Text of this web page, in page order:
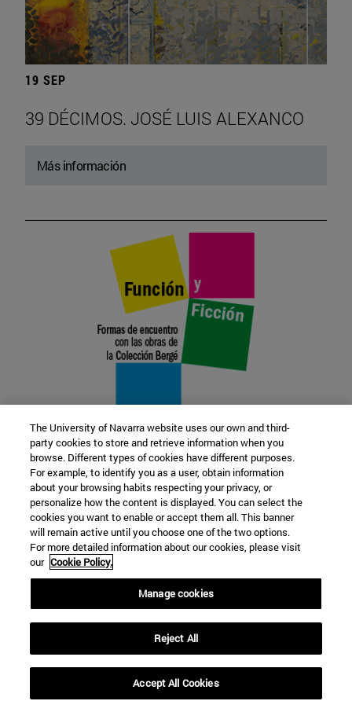
19 SEP
39 DÉCIMOS. JOSÉ LUIS ALEXANCO
Más información
22 SEP
FUNCIÓN Y FICCIÓN. Varios artistas
Más información
The University of Navarra website uses our own and third-
party cookies to store and retrieve information when you
browse. Different types of cookies have different purposes.
For example, to identify you as a user, obtain information
about your browsing habits respecting your privacy, or
personalize how the content is displayed. You can select the
cookies you want to enable or accept them all. This banner
will remain active until you choose one of the two options.
For more detailed information about our cookies, please visit
our Cookie Policy.
Manage cookies
Reject All
Accept All Cookies